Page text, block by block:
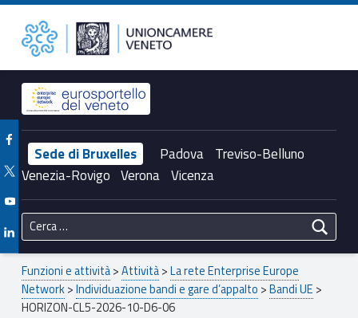
HORIZON-CL5-2026-10-D6-06 – Unioncamere del Veneto Unioncamere del Veneto
Header info sidebar
Sede di Bruxelles Padova Treviso-Belluno
Venezia-Rovigo Verona Vicenza
Facebook Unioncamere Veneto
Twitter Unioncamere Veneto
Youtube Unioncamere Veneto
Linkedin Unioncamere Veneto
Ricerca per:
Breadcrumbs navigation
Funzioni e attività>Attività>La rete Enterprise Europe
Network>Individuazione bandi e gare d’appalto >Bandi UE >
HORIZON-CL5-2026-10-D6-06